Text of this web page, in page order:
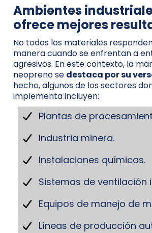
Ambientes
ofrece mejores
No todos los materiales
manera cuando se enfrentan a
agresivos. En este contexto, la
neopreno se destaca por su
hecho, algunos de los sectores
implementa incluyen:
Plantas de
Industria minera.
Instalaciones químicas.
Sistemas de ventilación
Equipos de manejo de
Líneas de producción